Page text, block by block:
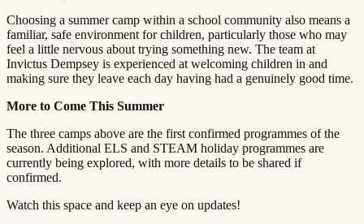
Choosing a summer camp within a school community also means a
familiar, safe environment for children, particularly those who may
feel a little nervous about trying something new. The team at
Invictus Dempsey is experienced at welcoming children in and
making sure they leave each day having had a genuinely good time.​​​​‌ ‍ ​‍​‍‌‍ ‌ ​‍‌‍‍‌‌‍‌ ‌‍‍‌‌‍ ‍​‍​‍​ ‍‍​‍​‍‌ ​ ‌‍​‌‌‍ ‍‌‍‍‌‌ ‌​‌ ‍‌​‍ ‍‌‍‍‌‌‍ ​‍​‍​‍ ​​‍​‍‌‍‍​‌ ​‍‌‍‌‌‌‍‌‍​‍​‍​ ‍‍​‍​‍​‍ ‌ ​ ‌ ‌​‌ ‌‌‌‍‌​‌‍‍‌‌‍ ​‍ ‌‍‍‌‌‍ ‍‌ ‌​‌‍‌‌‌‍ ‍‌ ‌​​‍ ‌‍‌‌‌‍‌​‌‍‍‌‌ ‌​​‍ ‌‍ ‌‌‍ ‌‍‌​‌‍‌‌​ ‌‌ ​​‌ ​‍‌‍‌‌‌ ​ ‌‍‌‌‌‍ ‍‌ ‌​‌‍​‌‌ ‌​‌‍‍‌‌‍ ‌‍ ‍​ ‍ ‌‍‍‌‌‍‌​​ ‌​ ‌‌‌‍‌‌​ ​ ​ ​‍​ ‌ ​ ​​​ ‍​‌‍‌‌​‍ ‌​ ‍‌‌‍​‌​ ‌ ​ ​​​‍ ‌​ ‌​‌‍‌‍‌‍‌​​ ‍‌​‍ ‌‌‍​‍‌‍​‍​ ‍​​ ​‌​‍ ‌​ ​​​ ‌​​ ‍‌​ ‌​​ ‌ ​ ​‌‌‍​ ​ ​​​ ‌​​ ‍​‌‍​ ​ ‌‌​ ‍ ‌ ‌​‌ ‍‌‌ ​​‌‍‌‌​ ‌‌‍ ‍‌‍‌‌‌ ‌ ‌ ​ ​ ‍ ‌ ​​‌‍​‌‌ ‌​‌‍‍​​ ‌‌‍​ ‌‍ ‌‍ ‍‌ ‌​‌‍‌‌‌‍ ‍‌ ‌​​‍‌‌​ ‌‌‌​​‍‌‌ ‌‍‍ ‌‍‌‌‌ ‍‌​‍‌‌​ ​ ‌​‌​​‍‌‌​ ​ ‌​‌​​‍‌‌​ ​‍​ ​‍​ ​‍​ ‍​‌‍​‌‌‍‌​‌‍‌​​ ‍‌​ ‌‌​ ‍‌‌‍‌​​ ‍​​ ​ ​ ​ ​‍‌‌​ ​‍​ ​‍​‍‌‌​ ‌‌‌​‌​​‍ ‍‌‍​ ‌‍‍​‌‍‍‌‌‍ ​‌‍‌​‌ ​‍‌‍‌‌‌‍ ‍​‍‌‌​ ‌‌‌​​‍‌‌ ‌‍‍ ‌‍‌‌‌ ‍‌​‍‌‌​ ​ ‌​‌​​‍‌‌​ ​ ‌​‌​​‍‌‌​ ​‍​ ​‍‌‍​‍​ ‍​​ ​‌​ ‌​‌‍‌‍‌‍‌‌​ ‌ ​ ​ ​ ​‌​ ‌​‌‍​ ​ ​‍​‍‌‌​ ​‍​ ​‍​‍‌‌​ ‌‌‌​‌​​‍ ‍‌ ‌​‌‍‌‌‌ ‍​‌ ‌​​ ‌‍​‍‌‍​‌‌ ​ ‌‍‌‌‌‌‌‌‌ ​‍‌‍ ​​ ‌​‍‌‌​ ​‍‌​‌‍‌ ​ ‌ ‌​‌ ‌‌‌‍‌​‌‍‍‌‌‍ ​‍‌‍‌‍‍‌‌‍‌​​ ‌​ ‌‌‌‍‌‌​ ​ ​ ​‍​ ‌ ​ ​​​ ‍​‌‍‌‌​‍ ‌​ ‍‌‌‍​‌​ ‌ ​ ​​​‍ ‌​ ‌​‌‍‌‍‌‍‌​​ ‍‌​‍ ‌‌‍​‍‌‍​‍​ ‍​​ ​‌​‍ ‌​ ​​​ ‌​​ ‍‌​ ‌​​ ‌ ​ ​‌‌‍​ ​ ​​​ ‌​​ ‍​‌‍​ ​ ‌‌​‍‌‍‌ ‌​‌ ‍‌‌ ​​‌‍‌‌​ ‌‌‍ ‍‌‍‌‌‌ ‌ ‌ ​ ​‍‌‍‌ ​​‌‍​‌‌ ‌​‌‍‍​​ ‌‌‍​ ‌‍ ‌‍ ‍‌ ‌​‌‍‌‌‌‍ ‍‌ ‌​​‍‌‌​ ‌‌‌​​‍‌‌ ‌‍‍ ‌‍‌‌‌ ‍‌​‍‌‌​ ​ ‌​‌​​‍‌‌​ ​ ‌​‌​​‍‌‌​ ​‍​ ​‍​ ​‍​ ‍​‌‍​‌‌‍‌​‌‍‌​​ ‍‌​ ‌‌​ ‍‌‌‍‌​​ ‍​​ ​ ​ ​ ​‍‌‌​ ​‍​ ​‍​‍‌‌​ ‌‌‌​‌​​‍ ‍‌‍​ ‌‍‍​‌‍‍‌‌‍ ​‌‍‌​‌ ​‍‌‍‌‌‌‍ ‍​‍‌‌​ ‌‌‌​​‍‌‌ ‌‍‍ ‌‍‌‌‌ ‍‌​‍‌‌​ ​ ‌​‌​​‍‌‌​ ​ ‌​‌​​‍‌‌​ ​‍​ ​‍‌‍​‍​ ‍​​ ​‌​ ‌​‌‍‌‍‌‍‌‌​ ‌ ​ ​ ​ ​‌​ ‌​‌‍​ ​ ​‍​‍‌‌​ ​‍​ ​‍​‍‌‌​ ‌‌‌​‌​​‍ ‍‌ ‌​‌‍‌‌‌ ‍​‌ ‌​​‍‌‍‌ ​​‌‍‌‌‌ ​‍‌ ​ ‌ ​​‌‍‌‌‌‍​ ‌ ‌​‌‍‍‌‌ ‌‍‌‍‌‌​ ‌‌ ​​‌ ‌‌‌‍​‍‌‍ ​‌‍‍‌‌ ​ ‌‍‍​‌‍‌‌‌‍‌​​‍​‍‌ ‌
More to Come This Summer​​​​‌ ‍ ​‍​‍‌‍ ‌ ​‍‌‍‍‌‌‍‌ ‌‍‍‌‌‍ ‍​‍​‍​ ‍‍​‍​‍‌ ​ ‌‍​‌‌‍ ‍‌‍‍‌‌ ‌​‌ ‍‌​‍ ‍‌‍‍‌‌‍ ​‍​‍​‍ ​​‍​‍‌‍‍​‌ ​‍‌‍‌‌‌‍‌‍​‍​‍​ ‍‍​‍​‍​‍ ‌ ​ ‌ ‌​‌ ‌‌‌‍‌​‌‍‍‌‌‍ ​‍ ‌‍‍‌‌‍ ‍‌ ‌​‌‍‌‌‌‍ ‍‌ ‌​​‍ ‌‍‌‌‌‍‌​‌‍‍‌‌ ‌​​‍ ‌‍ ‌‌‍ ‌‍‌​‌‍‌‌​ ‌‌ ​​‌ ​‍‌‍‌‌‌ ​ ‌‍‌‌‌‍ ‍‌ ‌​‌‍​‌‌ ‌​‌‍‍‌‌‍ ‌‍ ‍​ ‍ ‌‍‍‌‌‍‌​​ ‌​ ‌‌‌‍‌‌​ ​ ​ ​‍​ ‌ ​ ​​​ ‍​‌‍‌‌​‍ ‌​ ‍‌‌‍​‌​ ‌ ​ ​​​‍ ‌​ ‌​‌‍‌‍‌‍‌​​ ‍‌​‍ ‌‌‍​‍‌‍​‍​ ‍​​ ​‌​‍ ‌​ ​​​ ‌​​ ‍‌​ ‌​​ ‌ ​ ​‌‌‍​ ​ ​​​ ‌​​ ‍​‌‍​ ​ ‌‌​ ‍ ‌ ‌​‌ ‍‌‌ ​​‌‍‌‌​ ‌‌‍ ‍‌‍‌‌‌ ‌ ‌ ​ ​ ‍ ‌ ​​‌‍​‌‌ ‌​‌‍‍​​ ‌‌‍​ ‌‍ ‌‍ ‍‌ ‌​‌‍‌‌‌‍ ‍‌ ‌​​‍‌‌​ ‌‌‌​​‍‌‌ ‌‍‍ ‌‍‌‌‌ ‍‌​‍‌‌​ ​ ‌​‌​​‍‌‌​ ​ ‌​‌​​‍‌‌​ ​‍​ ​‍‌‍​‌‌‍​‌‌‍‌‌​ ‌​​ ​‌​ ​‌​ ​​​ ​‍​ ‌​​ ‌‍​ ‌‌‌‍​‍​‍‌‌​ ​‍​ ​‍​‍‌‌​ ‌‌‌​‌​​‍ ‍‌‍​ ‌‍‍​‌‍‍‌‌‍ ​‌‍‌​‌ ​‍‌‍‌‌‌‍ ‍​‍‌‌​ ‌‌‌​​‍‌‌ ‌‍‍ ‌‍‌‌‌ ‍‌​‍‌‌​ ​ ‌​‌​​‍‌‌​ ​ ‌​‌​​‍‌‌​ ​‍​ ​‍​ ‌‍‌‍‌‍​ ​​‌‍‌​​ ​‌​ ‍​​ ​‍​ ​‌​ ‍​​ ‌‌‌‍​‌​ ‍​​‍‌‌​ ​‍​ ​‍​‍‌‌​ ‌‌‌​‌​​‍ ‍‌ ‌​‌‍‌‌‌ ‍​‌ ‌​​ ‌‍​‍‌‍​‌‌ ​ ‌‍‌‌‌‌‌‌‌ ​‍‌‍ ​​ ‌​‍‌‌​ ​‍‌​‌‍‌ ​ ‌ ‌​‌ ‌‌‌‍‌​‌‍‍‌‌‍ ​‍‌‍‌‍‍‌‌‍‌​​ ‌​ ‌‌‌‍‌‌​ ​ ​ ​‍​ ‌ ​ ​​​ ‍​‌‍‌‌​‍ ‌​ ‍‌‌‍​‌​ ‌ ​ ​​​‍ ‌​ ‌​‌‍‌‍‌‍‌​​ ‍‌​‍ ‌‌‍​‍‌‍​‍​ ‍​​ ​‌​‍ ‌​ ​​​ ‌​​ ‍‌​ ‌​​ ‌ ​ ​‌‌‍​ ​ ​​​ ‌​​ ‍​‌‍​ ​ ‌‌​‍‌‍‌ ‌​‌ ‍‌‌ ​​‌‍‌‌​ ‌‌‍ ‍‌‍‌‌‌ ‌ ‌ ​ ​‍‌‍‌ ​​‌‍​‌‌ ‌​‌‍‍​​ ‌‌‍​ ‌‍ ‌‍ ‍‌ ‌​‌‍‌‌‌‍ ‍‌ ‌​​‍‌‌​ ‌‌‌​​‍‌‌ ‌‍‍ ‌‍‌‌‌ ‍‌​‍‌‌​ ​ ‌​‌​​‍‌‌​ ​ ‌​‌​​‍‌‌​ ​‍​ ​‍‌‍​‌‌‍​‌‌‍‌‌​ ‌​​ ​‌​ ​‌​ ​​​ ​‍​ ‌​​ ‌‍​ ‌‌‌‍​‍​‍‌‌​ ​‍​ ​‍​‍‌‌​ ‌‌‌​‌​​‍ ‍‌‍​ ‌‍‍​‌‍‍‌‌‍ ​‌‍‌​‌ ​‍‌‍‌‌‌‍ ‍​‍‌‌​ ‌‌‌​​‍‌‌ ‌‍‍ ‌‍‌‌‌ ‍‌​‍‌‌​ ​ ‌​‌​​‍‌‌​ ​ ‌​‌​​‍‌‌​ ​‍​ ​‍​ ‌‍‌‍‌‍​ ​​‌‍‌​​ ​‌​ ‍​​ ​‍​ ​‌​ ‍​​ ‌‌‌‍​‌​ ‍​​‍‌‌​ ​‍​ ​‍​‍‌‌​ ‌‌‌​‌​​‍ ‍‌ ‌​‌‍‌‌‌ ‍​‌ ‌​​‍‌‍‌ ​​‌‍‌‌‌ ​‍‌ ​ ‌ ​​‌‍‌‌‌‍​ ‌ ‌​‌‍‍‌‌ ‌‍‌‍‌‌​ ‌‌ ​​‌ ‌‌‌‍​‍‌‍ ​‌‍‍‌‌ ​ ‌‍‍​‌‍‌‌‌‍‌​​‍​‍‌ ‌
The three camps above are the first confirmed programmes of the
season. Additional ELS and STEAM holiday programmes are
currently being explored, with more details to be shared if
confirmed.​​​​‌ ‍ ​‍​‍‌‍ ‌ ​‍‌‍‍‌‌‍‌ ‌‍‍‌‌‍ ‍​‍​‍​ ‍‍​‍​‍‌ ​ ‌‍​‌‌‍ ‍‌‍‍‌‌ ‌​‌ ‍‌​‍ ‍‌‍‍‌‌‍ ​‍​‍​‍ ​​‍​‍‌‍‍​‌ ​‍‌‍‌‌‌‍‌‍​‍​‍​ ‍‍​‍​‍​‍ ‌ ​ ‌ ‌​‌ ‌‌‌‍‌​‌‍‍‌‌‍ ​‍ ‌‍‍‌‌‍ ‍‌ ‌​‌‍‌‌‌‍ ‍‌ ‌​​‍ ‌‍‌‌‌‍‌​‌‍‍‌‌ ‌​​‍ ‌‍ ‌‌‍ ‌‍‌​‌‍‌‌​ ‌‌ ​​‌ ​‍‌‍‌‌‌ ​ ‌‍‌‌‌‍ ‍‌ ‌​‌‍​‌‌ ‌​‌‍‍‌‌‍ ‌‍ ‍​ ‍ ‌‍‍‌‌‍‌​​ ‌​ ‌‌‌‍‌‌​ ​ ​ ​‍​ ‌ ​ ​​​ ‍​‌‍‌‌​‍ ‌​ ‍‌‌‍​‌​ ‌ ​ ​​​‍ ‌​ ‌​‌‍‌‍‌‍‌​​ ‍‌​‍ ‌‌‍​‍‌‍​‍​ ‍​​ ​‌​‍ ‌​ ​​​ ‌​​ ‍‌​ ‌​​ ‌ ​ ​‌‌‍​ ​ ​​​ ‌​​ ‍​‌‍​ ​ ‌‌​ ‍ ‌ ‌​‌ ‍‌‌ ​​‌‍‌‌​ ‌‌‍ ‍‌‍‌‌‌ ‌ ‌ ​ ​ ‍ ‌ ​​‌‍​‌‌ ‌​‌‍‍​​ ‌‌‍​ ‌‍ ‌‍ ‍‌ ‌​‌‍‌‌‌‍ ‍‌ ‌​​‍‌‌​ ‌‌‌​​‍‌‌ ‌‍‍ ‌‍‌‌‌ ‍‌​‍‌‌​ ​ ‌​‌​​‍‌‌​ ​ ‌​‌​​‍‌‌​ ​‍​ ​‍‌‍​‌​ ‌‍​ ​​​ ‌ ​ ‌‌​ ‌​​ ‌‌‌‍​ ‌‍​‌​ ​‍​ ​ ​ ‍‌​‍‌‌​ ​‍​ ​‍​‍‌‌​ ‌‌‌​‌​​‍ ‍‌‍​ ‌‍‍​‌‍‍‌‌‍ ​‌‍‌​‌ ​‍‌‍‌‌‌‍ ‍​‍‌‌​ ‌‌‌​​‍‌‌ ‌‍‍ ‌‍‌‌‌ ‍‌​‍‌‌​ ​ ‌​‌​​‍‌‌​ ​ ‌​‌​​‍‌‌​ ​‍​ ​‍‌‍‌‍​ ‍​‌‍​‌​ ​ ​ ‌‌​ ​‌‌‍‌‌​ ​ ​ ‍​​ ​​​ ‍​​ ‌​​‍‌‌​ ​‍​ ​‍​‍‌‌​ ‌‌‌​‌​​‍ ‍‌ ‌​‌‍‌‌‌ ‍​‌ ‌​​ ‌‍​‍‌‍​‌‌ ​ ‌‍‌‌‌‌‌‌‌ ​‍‌‍ ​​ ‌​‍‌‌​ ​‍‌​‌‍‌ ​ ‌ ‌​‌ ‌‌‌‍‌​‌‍‍‌‌‍ ​‍‌‍‌‍‍‌‌‍‌​​ ‌​ ‌‌‌‍‌‌​ ​ ​ ​‍​ ‌ ​ ​​​ ‍​‌‍‌‌​‍ ‌​ ‍‌‌‍​‌​ ‌ ​ ​​​‍ ‌​ ‌​‌‍‌‍‌‍‌​​ ‍‌​‍ ‌‌‍​‍‌‍​‍​ ‍​​ ​‌​‍ ‌​ ​​​ ‌​​ ‍‌​ ‌​​ ‌ ​ ​‌‌‍​ ​ ​​​ ‌​​ ‍​‌‍​ ​ ‌‌​‍‌‍‌ ‌​‌ ‍‌‌ ​​‌‍‌‌​ ‌‌‍ ‍‌‍‌‌‌ ‌ ‌ ​ ​‍‌‍‌ ​​‌‍​‌‌ ‌​‌‍‍​​ ‌‌‍​ ‌‍ ‌‍ ‍‌ ‌​‌‍‌‌‌‍ ‍‌ ‌​​‍‌‌​ ‌‌‌​​‍‌‌ ‌‍‍ ‌‍‌‌‌ ‍‌​‍‌‌​ ​ ‌​‌​​‍‌‌​ ​ ‌​‌​​‍‌‌​ ​‍​ ​‍‌‍​‌​ ‌‍​ ​​​ ‌ ​ ‌‌​ ‌​​ ‌‌‌‍​ ‌‍​‌​ ​‍​ ​ ​ ‍‌​‍‌‌​ ​‍​ ​‍​‍‌‌​ ‌‌‌​‌​​‍ ‍‌‍​ ‌‍‍​‌‍‍‌‌‍ ​‌‍‌​‌ ​‍‌‍‌‌‌‍ ‍​‍‌‌​ ‌‌‌​​‍‌‌ ‌‍‍ ‌‍‌‌‌ ‍‌​‍‌‌​ ​ ‌​‌​​‍‌‌​ ​ ‌​‌​​‍‌‌​ ​‍​ ​‍‌‍‌‍​ ‍​‌‍​‌​ ​ ​ ‌‌​ ​‌‌‍‌‌​ ​ ​ ‍​​ ​​​ ‍​​ ‌​​‍‌‌​ ​‍​ ​‍​‍‌‌​ ‌‌‌​‌​​‍ ‍‌ ‌​‌‍‌‌‌ ‍​‌ ‌​​‍‌‍‌ ​​‌‍‌‌‌ ​‍‌ ​ ‌ ​​‌‍‌‌‌‍​ ‌ ‌​‌‍‍‌‌ ‌‍‌‍‌‌​ ‌‌ ​​‌ ‌‌‌‍​‍‌‍ ​‌‍‍‌‌ ​ ‌‍‍​‌‍‌‌‌‍‌​​‍​‍‌ ‌
Watch this space and keep an eye on updates!​​​​‌ ‍ ​‍​‍‌‍ ‌ ​‍‌‍‍‌‌‍‌ ‌‍‍‌‌‍ ‍​‍​‍​ ‍‍​‍​‍‌ ​ ‌‍​‌‌‍ ‍‌‍‍‌‌ ‌​‌ ‍‌​‍ ‍‌‍‍‌‌‍ ​‍​‍​‍ ​​‍​‍‌‍‍​‌ ​‍‌‍‌‌‌‍‌‍​‍​‍​ ‍‍​‍​‍​‍ ‌ ​ ‌ ‌​‌ ‌‌‌‍‌​‌‍‍‌‌‍ ​‍ ‌‍‍‌‌‍ ‍‌ ‌​‌‍‌‌‌‍ ‍‌ ‌​​‍ ‌‍‌‌‌‍‌​‌‍‍‌‌ ‌​​‍ ‌‍ ‌‌‍ ‌‍‌​‌‍‌‌​ ‌‌ ​​‌ ​‍‌‍‌‌‌ ​ ‌‍‌‌‌‍ ‍‌ ‌​‌‍​‌‌ ‌​‌‍‍‌‌‍ ‌‍ ‍​ ‍ ‌‍‍‌‌‍‌​​ ‌​ ‌‌‌‍‌‌​ ​ ​ ​‍​ ‌ ​ ​​​ ‍​‌‍‌‌​‍ ‌​ ‍‌‌‍​‌​ ‌ ​ ​​​‍ ‌​ ‌​‌‍‌‍‌‍‌​​ ‍‌​‍ ‌‌‍​‍‌‍​‍​ ‍​​ ​‌​‍ ‌​ ​​​ ‌​​ ‍‌​ ‌​​ ‌ ​ ​‌‌‍​ ​ ​​​ ‌​​ ‍​‌‍​ ​ ‌‌​ ‍ ‌ ‌​‌ ‍‌‌ ​​‌‍‌‌​ ‌‌‍ ‍‌‍‌‌‌ ‌ ‌ ​ ​ ‍ ‌ ​​‌‍​‌‌ ‌​‌‍‍​​ ‌‌‍​ ‌‍ ‌‍ ‍‌ ‌​‌‍‌‌‌‍ ‍‌ ‌​​‍‌‌​ ‌‌‌​​‍‌‌ ‌‍‍ ‌‍‌‌‌ ‍‌​‍‌‌​ ​ ‌​‌​​‍‌‌​ ​ ‌​‌​​‍‌‌​ ​‍​ ​‍‌‍​ ‌‍‌‍​ ‌‌​ ‌​​ ​‌​ ‍​​ ‌​​ ‌ ​ ​‌‌‍​‌​ ‌​‌‍‌‌​‍‌‌​ ​‍​ ​‍​‍‌‌​ ‌‌‌​‌​​‍ ‍‌‍​ ‌‍‍​‌‍‍‌‌‍ ​‌‍‌​‌ ​‍‌‍‌‌‌‍ ‍​‍‌‌​ ‌‌‌​​‍‌‌ ‌‍‍ ‌‍‌‌‌ ‍‌​‍‌‌​ ​ ‌​‌​​‍‌‌​ ​ ‌​‌​​‍‌‌​ ​‍​ ​‍​ ‌ ​ ‌ ​ ​‍‌‍‌​​ ​ ​ ​‍​ ‌ ‌‍‌​‌‍​‍​ ​ ​ ‍‌‌‍​‌​‍‌‌​ ​‍​ ​‍​‍‌‌​ ‌‌‌​‌​​‍ ‍‌ ‌​‌‍‌‌‌ ‍​‌ ‌​​ ‌‍​‍‌‍​‌‌ ​ ‌‍‌‌‌‌‌‌‌ ​‍‌‍ ​​ ‌​‍‌‌​ ​‍‌​‌‍‌ ​ ‌ ‌​‌ ‌‌‌‍‌​‌‍‍‌‌‍ ​‍‌‍‌‍‍‌‌‍‌​​ ‌​ ‌‌‌‍‌‌​ ​ ​ ​‍​ ‌ ​ ​​​ ‍​‌‍‌‌​‍ ‌​ ‍‌‌‍​‌​ ‌ ​ ​​​‍ ‌​ ‌​‌‍‌‍‌‍‌​​ ‍‌​‍ ‌‌‍​‍‌‍​‍​ ‍​​ ​‌​‍ ‌​ ​​​ ‌​​ ‍‌​ ‌​​ ‌ ​ ​‌‌‍​ ​ ​​​ ‌​​ ‍​‌‍​ ​ ‌‌​‍‌‍‌ ‌​‌ ‍‌‌ ​​‌‍‌‌​ ‌‌‍ ‍‌‍‌‌‌ ‌ ‌ ​ ​‍‌‍‌ ​​‌‍​‌‌ ‌​‌‍‍​​ ‌‌‍​ ‌‍ ‌‍ ‍‌ ‌​‌‍‌‌‌‍ ‍‌ ‌​​‍‌‌​ ‌‌‌​​‍‌‌ ‌‍‍ ‌‍‌‌‌ ‍‌​‍‌‌​ ​ ‌​‌​​‍‌‌​ ​ ‌​‌​​‍‌‌​ ​‍​ ​‍‌‍​ ‌‍‌‍​ ‌‌​ ‌​​ ​‌​ ‍​​ ‌​​ ‌ ​ ​‌‌‍​‌​ ‌​‌‍‌‌​‍‌‌​ ​‍​ ​‍​‍‌‌​ ‌‌‌​‌​​‍ ‍‌‍​ ‌‍‍​‌‍‍‌‌‍ ​‌‍‌​‌ ​‍‌‍‌‌‌‍ ‍​‍‌‌​ ‌‌‌​​‍‌‌ ‌‍‍ ‌‍‌‌‌ ‍‌​‍‌‌​ ​ ‌​‌​​‍‌‌​ ​ ‌​‌​​‍‌‌​ ​‍​ ​‍​ ‌ ​ ‌ ​ ​‍‌‍‌​​ ​ ​ ​‍​ ‌ ‌‍‌​‌‍​‍​ ​ ​ ‍‌‌‍​‌​‍‌‌​ ​‍​ ​‍​‍‌‌​ ‌‌‌​‌​​‍ ‍‌ ‌​‌‍‌‌‌ ‍​‌ ‌​​‍‌‍‌ ​​‌‍‌‌‌ ​‍‌ ​ ‌ ​​‌‍‌‌‌‍​ ‌ ‌​‌‍‍‌‌ ‌‍‌‍‌‌​ ‌‌ ​​‌ ‌‌‌‍​‍‌‍ ​‌‍‍‌‌ ​ ‌‍‍​‌‍‌‌‌‍‌​​‍​‍‌ ‌